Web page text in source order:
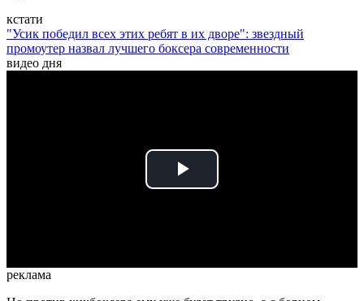
кстати
"Усик победил всех этих ребят в их дворе": звездный
промоутер назвал лучшего боксера современности
видео дня
Play
реклама